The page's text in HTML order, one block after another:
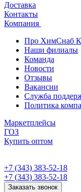
Доставка
Контакты
Компания
Про ХимСнаб
Наши филиалы
Команда
Новости
Отзывы
Вакансии
Служба
Политика
Маркетплейсы
ГОЗ
Купить оптом
+7 (343) 383-52-18
+7 (343) 383-52-18
Заказать звонок